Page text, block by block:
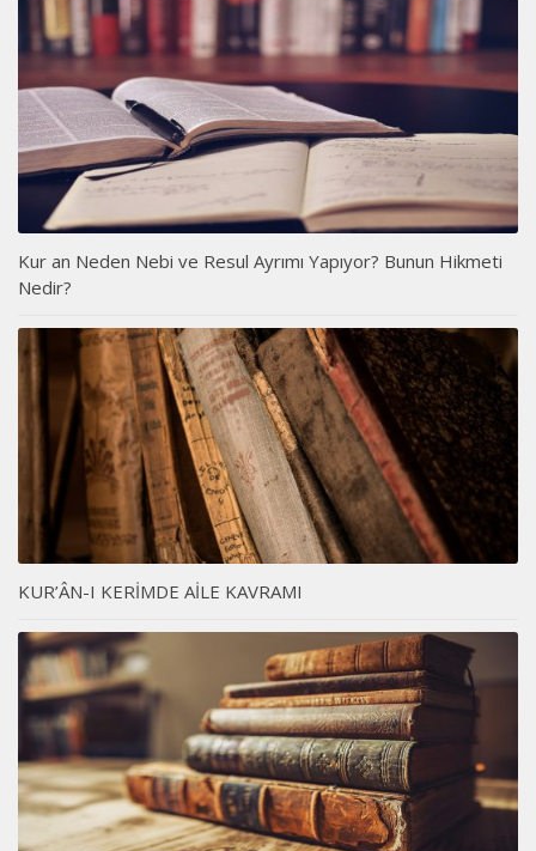
Kur an Neden Nebi ve Resul Ayrımı Yapıyor? Bunun Hikmeti
Nedir?
KUR’ÂN-I KERİMDE AİLE KAVRAMI